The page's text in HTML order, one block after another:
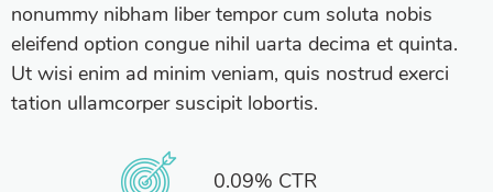
nonummy nibham liber tempor cum soluta nobis
eleifend option congue nihil uarta decima et quinta.
Ut wisi enim ad minim veniam, quis nostrud exerci
tation ullamcorper suscipit lobortis.
0.09% CTR